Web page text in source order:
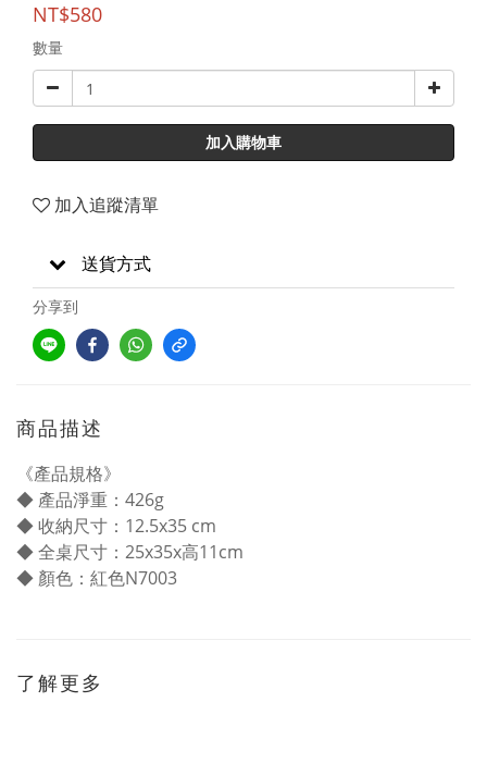
NT$580
數量
加入購物車
加入追蹤清單
送貨方式
分享到
商品描述
《產品規格》
◆ 產品淨重：426g
◆ 收納尺寸：12.5x35 cm
◆ 全桌尺寸：25x35x高11cm
◆ 顏色：紅色N7003
了解更多